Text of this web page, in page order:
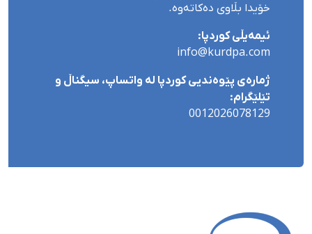
خۆیدا بڵاوی دەکاتەوە.
ئیمەیڵی کوردپا:
info@kurdpa.com
ژمارەی پێوەندیی کوردپا لە واتساپ، سیگناڵ و
تێلێگرام:
0012026078129